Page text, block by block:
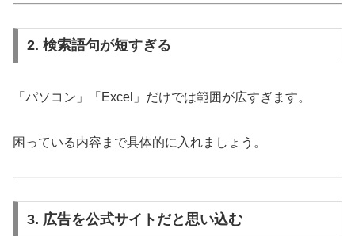
2. 検索語句が短すぎる
「パソコン」「Excel」だけでは範囲が広すぎます。
困っている内容まで具体的に入れましょう。
3. 広告を公式サイトだと思い込む